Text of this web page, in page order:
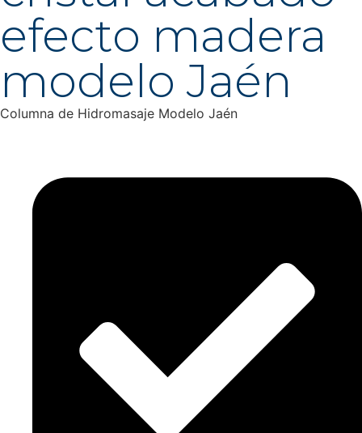
efecto madera
modelo Jaén
Columna de Hidromasaje Modelo Jaén